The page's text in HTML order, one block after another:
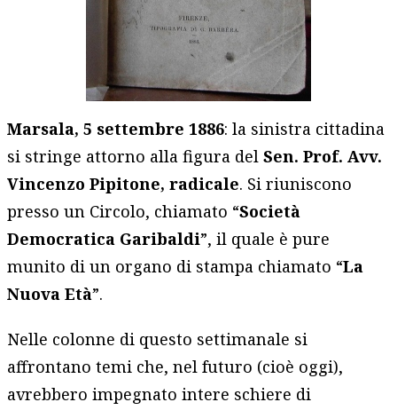
Marsala, 5 settembre 1886: la sinistra cittadina
si stringe attorno alla figura delSen. Prof. Avv.
Vincenzo Pipitone, radicale. Si riuniscono
presso un Circolo, chiamato “Società
Democratica Garibaldi”, il quale è pure
munito di un organo di stampa chiamato “La
Nuova Età”.
Nelle colonne di questo settimanale si
affrontano temi che, nel futuro (cioè oggi),
avrebbero impegnato intere schiere di